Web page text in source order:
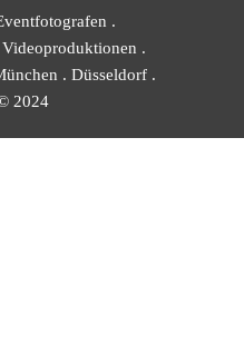
.
.
. Düsseldorf .
2024